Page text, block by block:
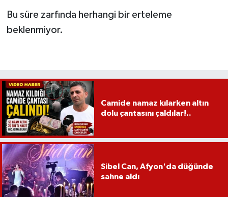
Bu süre zarfında herhangi bir erteleme
beklenmiyor.
Camide namaz kılarken altın
dolu çantasını çaldılar!..
Sibel Can, Afyon'da düğünde
sahne aldı